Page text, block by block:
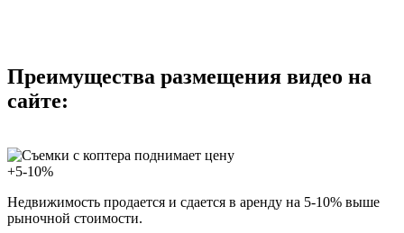
Преимущества размещения видео на
сайте:
+5-10%
Недвижимость продается и сдается в аренду на 5-10% выше
рыночной стоимости.